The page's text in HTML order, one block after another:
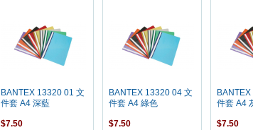
BANTEX 13320 01 文
件套 A4 深藍
$7.50
BANTEX 13320 04 文
件套 A4 綠色
$7.50
件套 A4
$7.50